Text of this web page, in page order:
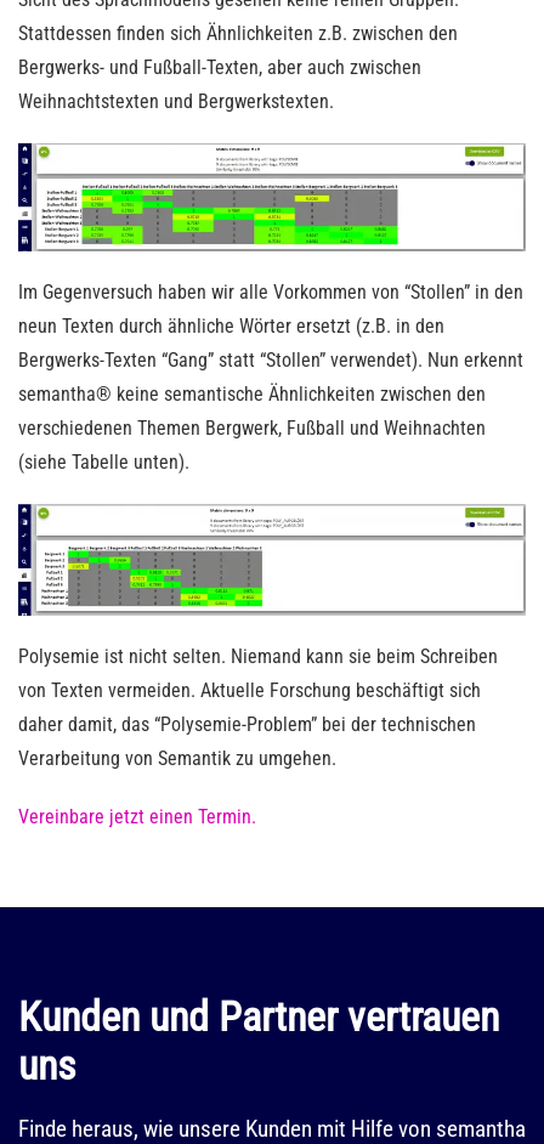
Stattdessen finden sich Ähnlichkeiten z.B. zwischen den
Bergwerks- und Fußball-Texten, aber auch zwischen
Weihnachtstexten und Bergwerkstexten.
Im Gegenversuch haben wir alle Vorkommen von “Stollen” in den
neun Texten durch ähnliche Wörter ersetzt (z.B. in den
Bergwerks-Texten “Gang” statt “Stollen” verwendet). Nun erkennt
semantha® keine semantische Ähnlichkeiten zwischen den
verschiedenen Themen Bergwerk, Fußball und Weihnachten
(siehe Tabelle unten).
Polysemie ist nicht selten. Niemand kann sie beim Schreiben
von Texten vermeiden. Aktuelle Forschung beschäftigt sich
daher damit, das “Polysemie-Problem” bei der technischen
Verarbeitung von Semantik zu umgehen.
Vereinbare jetzt einen Termin.
Kunden und Partner vertrauen
uns
Finde heraus, wie unsere Kunden mit Hilfe von semantha